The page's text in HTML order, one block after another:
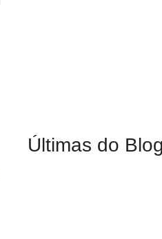
Últimas do Blog